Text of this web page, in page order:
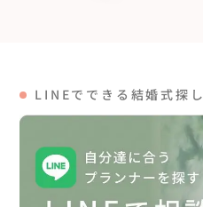
LINEでできる結婚式探し